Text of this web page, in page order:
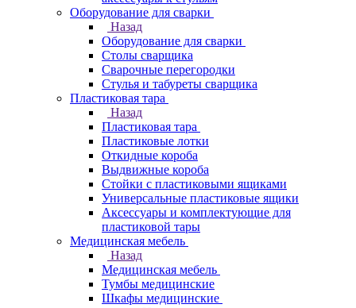
Оборудование для сварки
Назад
Оборудование для сварки
Столы сварщика
Сварочные перегородки
Стулья и табуреты сварщика
Пластиковая тара
Назад
Пластиковая тара
Пластиковые лотки
Откидные короба
Выдвижные короба
Стойки с пластиковыми ящиками
Универсальные пластиковые ящики
Аксессуары и комплектующие для
пластиковой тары
Медицинская мебель
Назад
Медицинская мебель
Тумбы медицинские
Шкафы медицинские